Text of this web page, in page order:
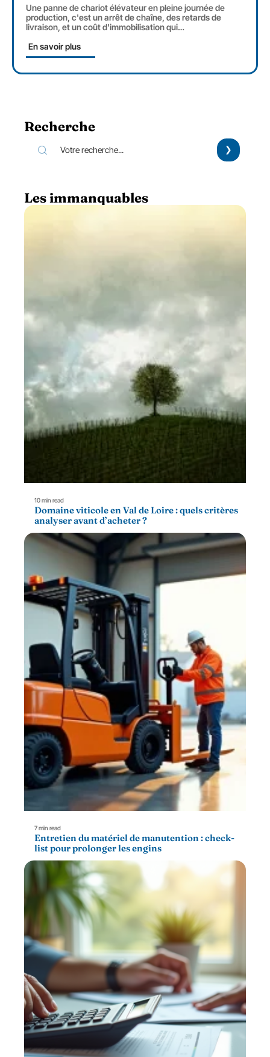
Une panne de chariot élévateur en pleine journée de
production, c'est un arrêt de chaîne, des retards de
livraison, et un coût d'immobilisation qui…
En savoir plus
Recherche
Les immanquables
10 min read
Domaine viticole en Val de Loire : quels critères
analyser avant d’acheter ?
7 min read
Entretien du matériel de manutention : check-
list pour prolonger les engins